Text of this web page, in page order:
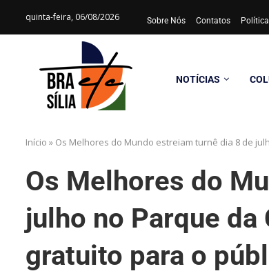
quinta-feira, 06/08/2026 Sobre Nós Contatos
NOTÍCIAS
Início » Os Melhores do Mundo estreiam turnê dia 8 de
Os Melhores do
julho no Parque
gratuito para o